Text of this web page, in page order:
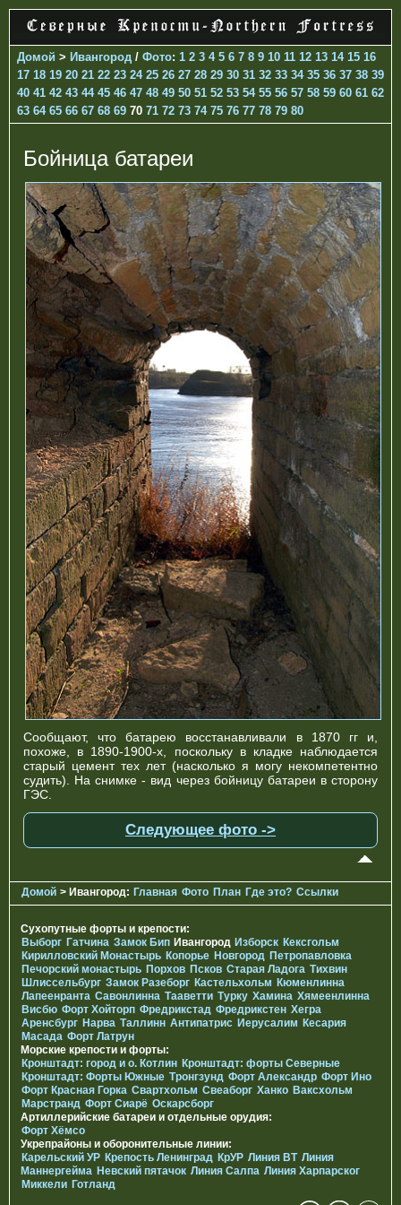
Домой > Ивангород / Фото: 1 2 3 4 5 6 7 8 9 10 11 12 13 14 15 16
17 18 19 20 21 22 23 24 25 26 27 28 29 30 31 32 33 34 35 36 37 38 39
40 41 42 43 44 45 46 47 48 49 50 51 52 53 54 55 56 57 58 59 60 61 62
63 64 65 66 67 68 69 70 71 72 73 74 75 76 77 78 79 80
Бойница батареи
Сообщают, что батарею восстанавливали в 1870 гг и,
похоже, в 1890-1900-х, поскольку в кладке наблюдается
старый цемент тех лет (насколько я могу некомпетентно
судить). На снимке - вид через бойницу батареи в сторону
ГЭС.
Следующее фото ->
Домой > Ивангород: Главная Фото План Где это? Ссылки
Сухопутные форты и крепости:
Выборг Гатчина Замок Бип Ивангород Изборск Кексгольм
Кирилловский Монастырь Копорье Новгород Петропавловка
Печорcкий монастырь Порхов Псков Старая Ладога Тихвин
Шлиссельбург Замок Разеборг Кастельхольм Кюменлинна
Лапеенранта Савонлинна Тааветти Турку Хамина Хямеенлинна
Висбю Форт Хойторп Фредрикстад Фредрикстен Хегра
Аренсбург Нарва Таллинн Антипатрис Иерусалим Кесария
Масада Форт Латрун
Морские крепости и форты:
Кронштадт: город и о. Котлин Кронштадт: форты Северные
Кронштадт: Форты Южные Тронгзунд Форт Александр Форт Ино
Форт Красная Горка Свартхольм Свеаборг Ханко Ваксхольм
Марстранд Форт Сиарё Оскарсборг
Артиллерийские батареи и отдельные орудия:
Форт Хёмсо
Укрепрайоны и оборонительные линии:
Карельский УР Крепость Ленинград КрУР Линия ВТ Линия
Маннергейма Невский пятачок Линия Салпа Линия Харпарског
Миккели Готланд